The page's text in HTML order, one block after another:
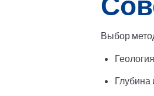
Выбор
Глубина